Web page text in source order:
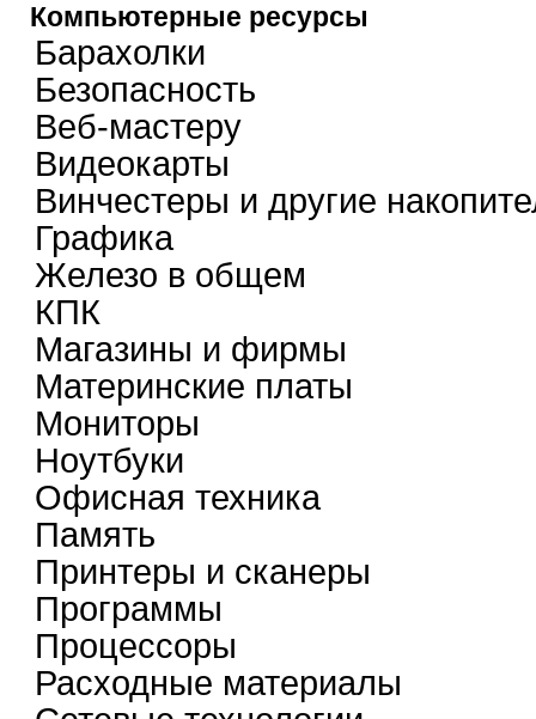
Компьютерные ресурсы
Барахолки
Безопасность
Веб-мастеру
Видеокарты
Винчестеры и другие
Графика
Железо в общем
КПК
Магазины и фирмы
Материнские платы
Мониторы
Ноутбуки
Офисная техника
Память
Принтеры и сканеры
Программы
Процессоры
Расходные материалы